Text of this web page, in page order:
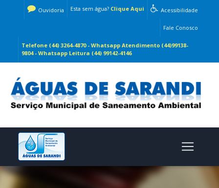
Acessibilidade
Esta sem água? Clique Aqui
Ouvidoria
Fale Conosco
Telefone (44) 3264-4870 - Whatsapp Atendimento (44)99138-
9804 - Whatsapp Leitura (44) 99142-4146